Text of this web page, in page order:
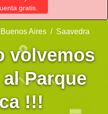
gratis.
Aires Saavedra
volvemos
Parque
!!!